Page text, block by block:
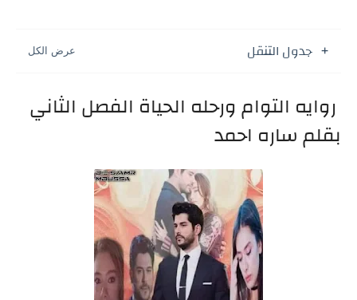
جدول التنقل
روايه التوام ورحله الحياة الفصل الثاني
بقلم ساره احمد